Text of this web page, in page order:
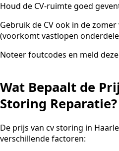
Houd de CV-ruimte goed
Gebruik de CV ook in de
(voorkomt vastlopen
Noteer foutcodes en meld
Wat Bepaalt de
Storing Reparatie?
De prijs van cv storing in
verschillende factoren: